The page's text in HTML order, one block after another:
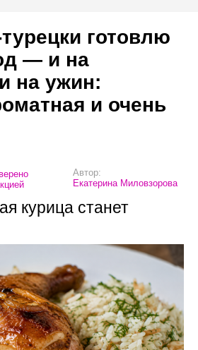
готовлю
— и на
на ужин:
и очень
Автор:
Екатерина Миловзорова
курица станет